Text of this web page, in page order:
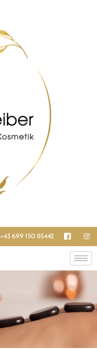
+43 699 150 85442